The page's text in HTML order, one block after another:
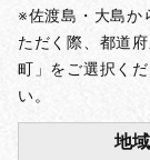
※佐渡島・大島か
ただく際、都道
町」をご選択く
い。
地域